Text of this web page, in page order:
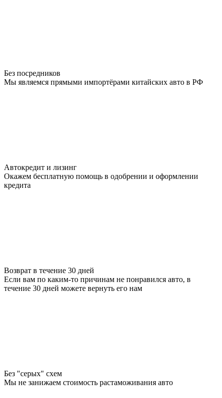
Без посредников
Мы являемся прямыми импортёрами китайских авто в РФ
Автокредит и лизинг
Окажем бесплатную помощь в одобрении и оформлении
кредита
Возврат в течение 30 дней
Если вам по каким-то причинам не понравился авто, в
течение 30 дней можете вернуть его нам
Без "серых" схем
Мы не занижаем стоимость растаможивания авто